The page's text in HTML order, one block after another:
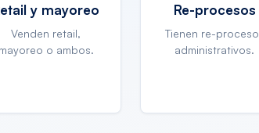
y mayoreo
Venden retail,
mayoreo o ambos.
Re-procesos
Tienen re-
administrativos.